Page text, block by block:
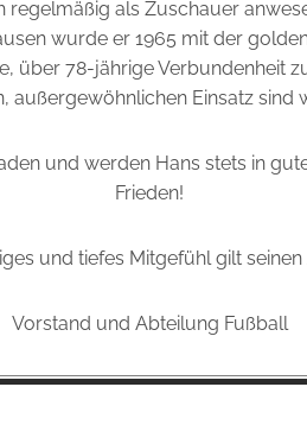
regelmäßig als Zuschauer
wurde er 1965 mit der
über 78-jährige Verbundenheit
außergewöhnlichen Einsatz sind
und werden Hans stets in
Frieden!
und tiefes Mitgefühl gilt
Vorstand und Abteilung Fußball